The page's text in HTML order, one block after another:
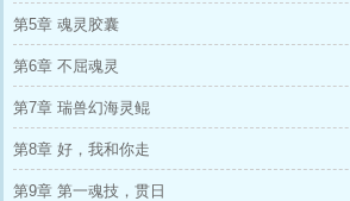
第5章 魂灵胶囊
第6章 不屈魂灵
第7章 瑞兽幻海灵鲲
第8章 好，我和你走
第9章 第一魂技，贯日